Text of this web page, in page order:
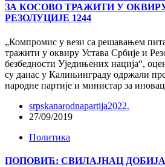
ЗА КОСОВО ТРАЖИТИ У
РЕЗОЛУЦИЈЕ 1244
„Компромис у вези са решавањем
тражити у оквиру Устава Србије и
безбедности Уједињених нација“,
су данас у Калињинграду одржали
народне партије и министар за
srpskanarodnapartija2022.
27/09/2019
Политика
ПОПОВИЋ: СВИЛАЈНАЦ